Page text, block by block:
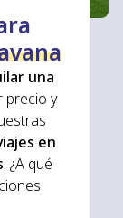
una
precio y
en
. ¿A qué